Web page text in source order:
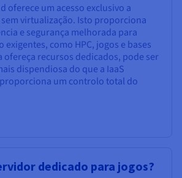
oferece um acesso exclusivo a
virtualização. Isto proporciona
e segurança melhorada para
exigentes, como HPC, jogos e bases
ofereça recursos dedicados, pode ser
dispendiosa do que a IaaS
um controlo total do
dedicado para jogos?